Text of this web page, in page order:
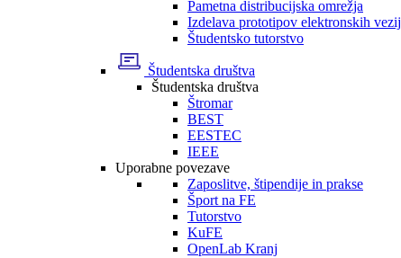
Pametna distribucijska omrežja
Izdelava prototipov elektronskih vezij
Študentsko tutorstvo
Študentska društva
Študentska društva
Štromar
BEST
EESTEC
IEEE
Uporabne povezave
Zaposlitve, štipendije in prakse
Šport na FE
Tutorstvo
KuFE
OpenLab Kranj